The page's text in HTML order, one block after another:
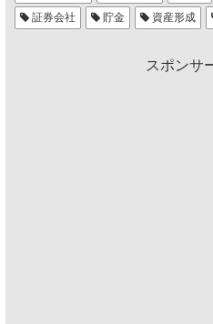
証券会社
貯金 資産形成
スポンサ